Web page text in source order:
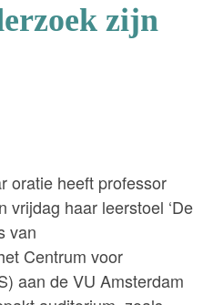
zijn
oratie heeft professor
vrijdag haar leerstoel ‘De
van
Centrum voor
aan de VU Amsterdam